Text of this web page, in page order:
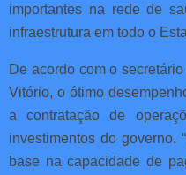
importantes na rede de
infraestrutura em todo o
De acordo com o
Vitório, o ótimo
a contratação de
investimentos do governo.
base na capacidade de